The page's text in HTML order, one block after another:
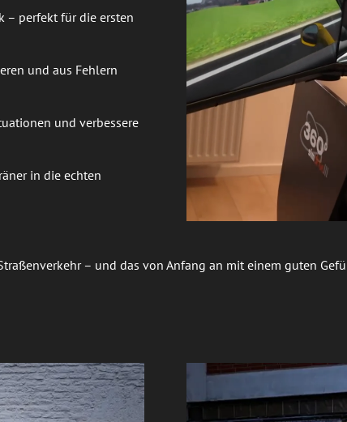
– perfekt für die ersten
und aus Fehlern
und verbessere
in die echten
– und das von Anfang an mit einem guten